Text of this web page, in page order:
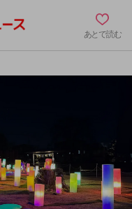
あとで読む